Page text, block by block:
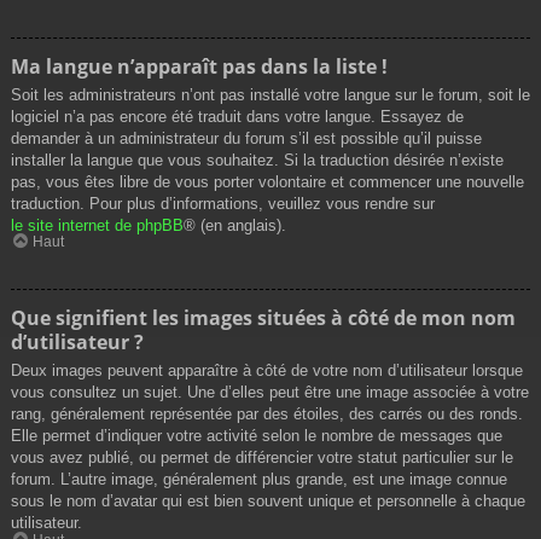
Ma langue n’apparaît pas dans la liste !
Soit les administrateurs n’ont pas installé votre langue sur le forum, soit le
logiciel n’a pas encore été traduit dans votre langue. Essayez de
demander à un administrateur du forum s’il est possible qu’il puisse
installer la langue que vous souhaitez. Si la traduction désirée n’existe
pas, vous êtes libre de vous porter volontaire et commencer une nouvelle
traduction. Pour plus d’informations, veuillez vous rendre sur
le site internet de phpBB® (en anglais).
Haut
Que signifient les images situées à côté de mon nom
d’utilisateur ?
Deux images peuvent apparaître à côté de votre nom d’utilisateur lorsque
vous consultez un sujet. Une d’elles peut être une image associée à votre
rang, généralement représentée par des étoiles, des carrés ou des ronds.
Elle permet d’indiquer votre activité selon le nombre de messages que
vous avez publié, ou permet de différencier votre statut particulier sur le
forum. L’autre image, généralement plus grande, est une image connue
sous le nom d’avatar qui est bien souvent unique et personnelle à chaque
utilisateur.